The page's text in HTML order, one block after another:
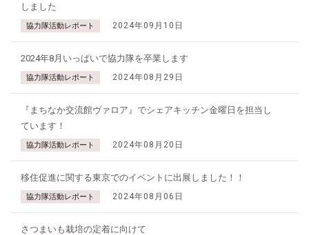
しました
協力隊活動レポート 2024年09月10日
2024年8月いっぱいで協力隊を卒業します
協力隊活動レポート 2024年08月29日
『まちなか交流館ヴァロア』でシェアキッチン金曜日を担当し
ています！
協力隊活動レポート 2024年08月20日
移住促進に関する東京でのイベントに出展しました！！
協力隊活動レポート 2024年08月06日
さつまいも栽培の定着に向けて